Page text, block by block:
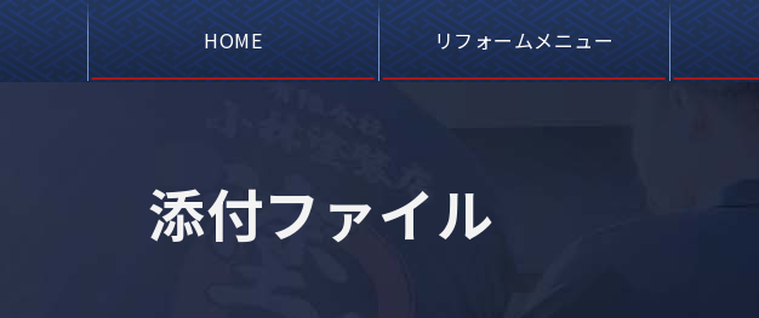
HOME リフォームメニュー
カ
外壁塗装
添付ファイル